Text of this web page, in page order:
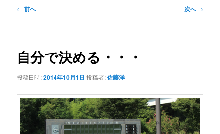
投
ゲ
ー
ョ
← 前へ 次へ→
自分で決める・・・
投稿日時:2014年10月1日 投稿者:佐藤洋